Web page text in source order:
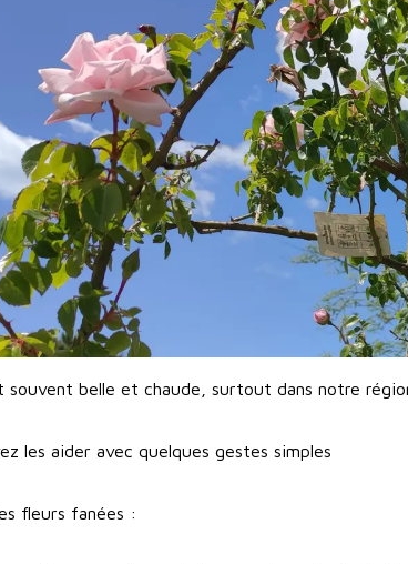
souvent belle et chaude, surtout dans notre
les aider avec quelques gestes simples
fleurs fanées :